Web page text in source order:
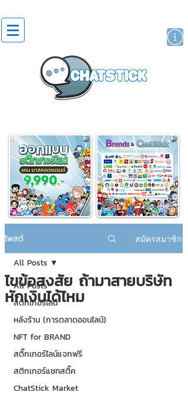
โพสต์ สมัครสมาชิก
All Posts
สติกเกอร์ไลน์
หลังร้าน (การตลาดออนไลน์)
NFT for BRAND
สติ๊กเกอร์ไลน์แจกฟรี
สติกเกอร์แชทสติ๊ค
ChatStick Market
All Posts
ไขข้อสงสัย ถ้ามาสายบริษัท
หักเงินได้ไหม